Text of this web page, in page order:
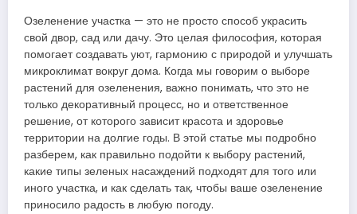
Озеленение участка — это не просто способ украсить
свой двор, сад или дачу. Это целая философия, которая
помогает создавать уют, гармонию с природой и улучшать
микроклимат вокруг дома. Когда мы говорим о выборе
растений для озеленения, важно понимать, что это не
только декоративный процесс, но и ответственное
решение, от которого зависит красота и здоровье
территории на долгие годы. В этой статье мы подробно
разберем, как правильно подойти к выбору растений,
какие типы зеленых насаждений подходят для того или
иного участка, и как сделать так, чтобы ваше озеленение
приносило радость в любую погоду.